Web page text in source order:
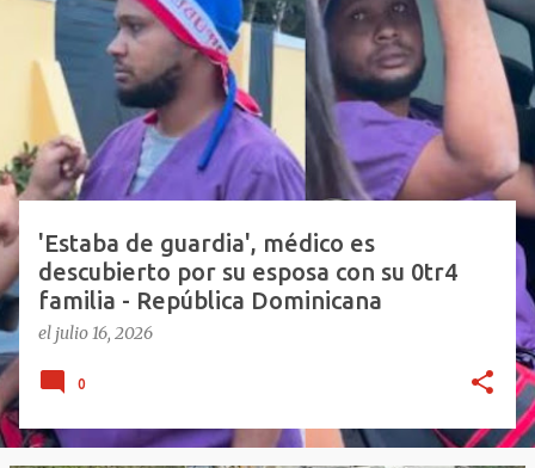
d
a
s
'Estaba de guardia', médico es
descubierto por su esposa con su 0tr4
familia - República Dominicana
el julio 16, 2026
0